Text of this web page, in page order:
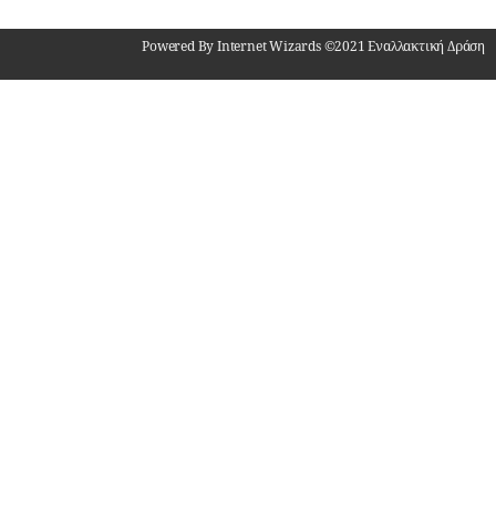
Powered By Internet Wizards ©2021 Εναλλακτική Δράση